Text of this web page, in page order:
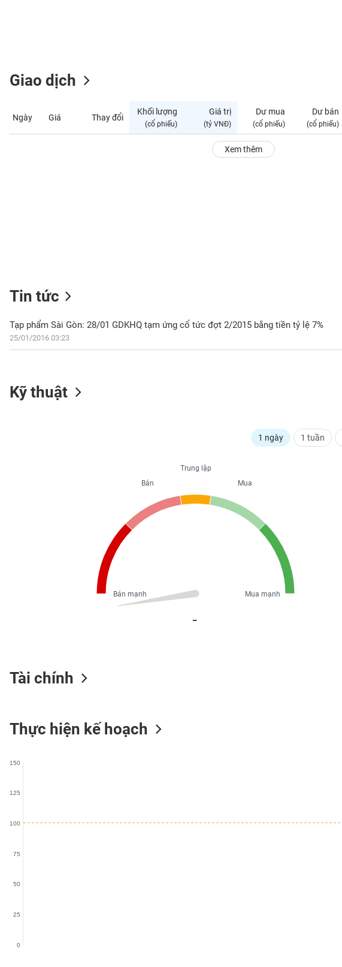
Giao dịch
Ngày Giá Thay đổi
Khối lượng
(cổ phiếu)
Giá trị
(tỷ VNĐ)
Dư mua
(cổ phiếu)
Dư bán
(cổ phiếu)
Xem thêm
Tin tức
Tạp phẩm Sài Gòn: 28/01 GDKHQ tạm ứng cổ tức đợt 2/2015 bằng tiền tỷ lệ 7%
25/01/2016 03:23
Kỹ thuật
1 ngày 1 tuần
Trung lập
Mua
Mua mạnh
Bán
Bán mạnh
Tài chính
Thực hiện kế hoạch
0
50
100
150
25
75
125
CÁ
NHÂN
XUẤT
DỮ
TIN
(-)